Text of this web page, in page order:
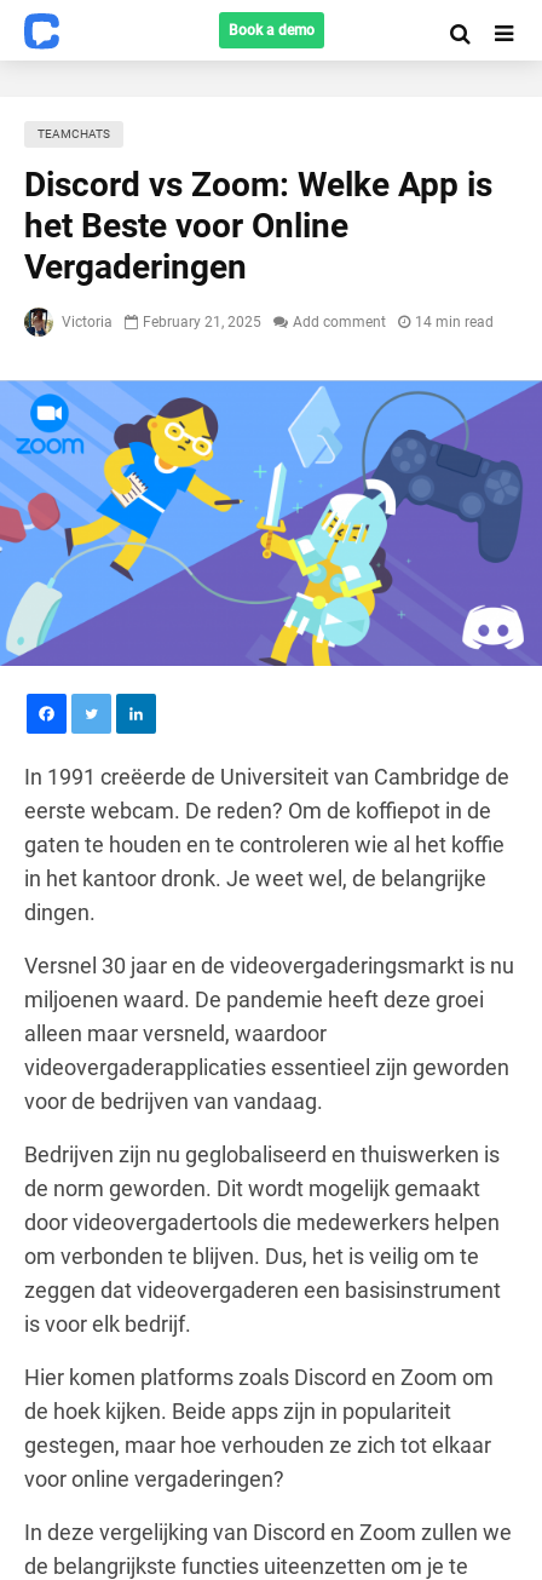
Book a demo
TEAMCHATS
Discord vs Zoom: Welke App is
het Beste voor Online
Vergaderingen
Victoria February 21, 2025 Add comment 14 min read
In 1991 creëerde de Universiteit van Cambridge de
eerste webcam. De reden? Om de koffiepot in de
gaten te houden en te controleren wie al het koffie
in het kantoor dronk. Je weet wel, de belangrijke
dingen.
Versnel 30 jaar en de videovergaderingsmarkt is nu
miljoenen waard. De pandemie heeft deze groei
alleen maar versneld, waardoor
videovergaderapplicaties essentieel zijn geworden
voor de bedrijven van vandaag.
Bedrijven zijn nu geglobaliseerd en thuiswerken is
de norm geworden. Dit wordt mogelijk gemaakt
door videovergadertools die medewerkers helpen
om verbonden te blijven. Dus, het is veilig om te
zeggen dat videovergaderen een basisinstrument
is voor elk bedrijf.
Hier komen platforms zoals Discord en Zoom om
de hoek kijken. Beide apps zijn in populariteit
gestegen, maar hoe verhouden ze zich tot elkaar
voor online vergaderingen?
In deze vergelijking van Discord en Zoom zullen we
de belangrijkste functies uiteenzetten om je te